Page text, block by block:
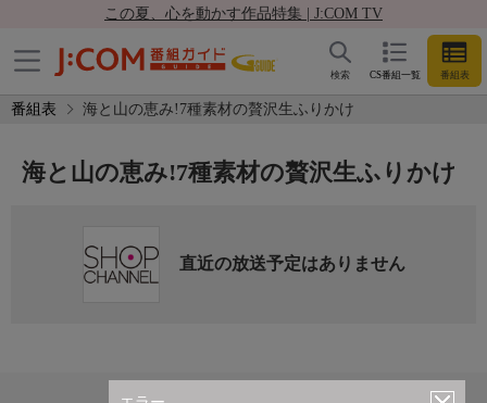
この夏、心を動かす作品特集 | J:COM TV
CS番組一覧 番組表
検索
番組表 海と山の恵み!7種素材の贅沢生ふりかけ
海と山の恵み!7種素材の贅沢生ふりかけ
直近の放送予定はありません